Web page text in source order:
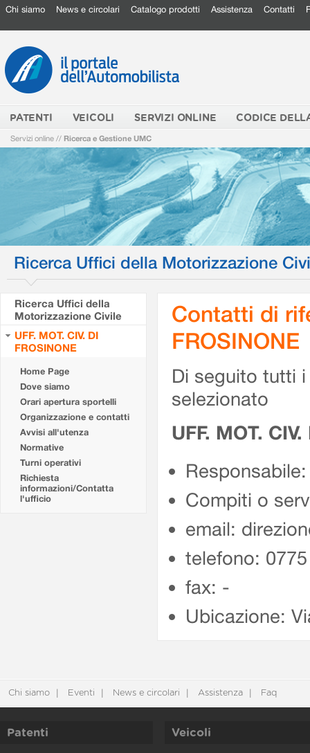
Chi siamo News e circolari Catalogo prodotti Assistenza Contatti
PATENTI VEICOLI SERVIZI ONLINE CODICE
Servizi online // Ricerca e Gestione UMC
Ricerca Uffici della Motorizzazione
Ricerca Uffici della
Motorizzazione Civile
UFF. MOT. CIV. DI
FROSINONE
Home Page
Dove siamo
Orari apertura sportelli
Organizzazione e contatti
Avvisi all'utenza
Normative
Turni operativi
Richiesta
informazioni/Contatta
l'ufficio
Contatti di
FROSINONE
Di seguito tutti
selezionato
UFF. MOT.
Compiti o
email:
telefono:
fax: -
Ubicazione:
Chi siamo Eventi News e circolari Assistenza Faq
Patenti Veicoli